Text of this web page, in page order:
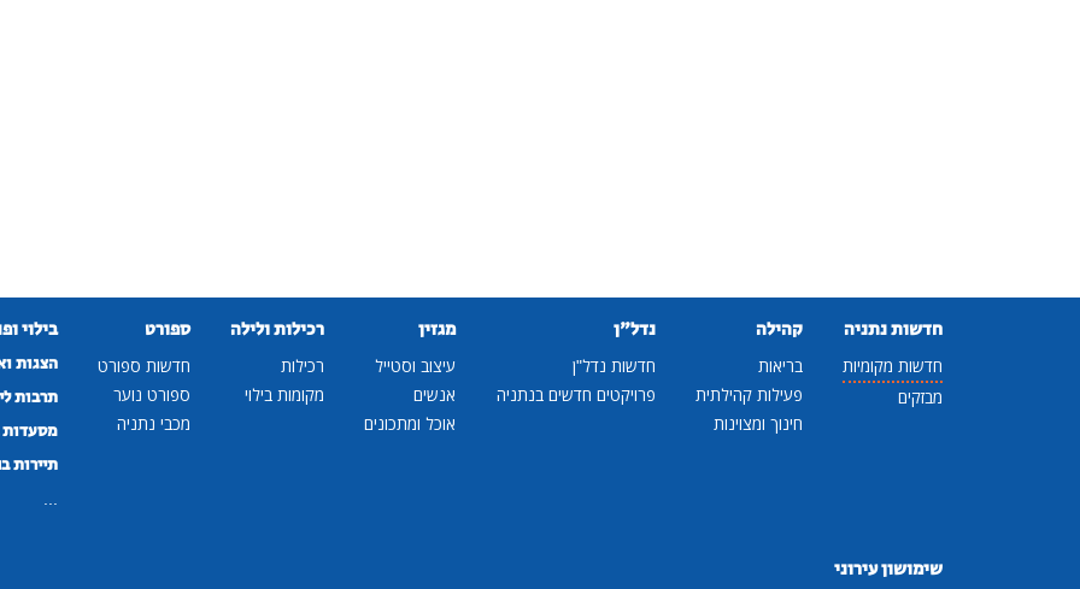
חדשות נתניה
חדשות מקומיות
מבזקים
קהילה
בריאות
פעילות קהילתית
חינוך ומצוינות
נדל"ן
חדשות נדל"ן
פרויקטים חדשים בנתניה
מגזין
עיצוב וסטייל
אנשים
אוכל ומתכונים
רכילות ולילה
רכילות
מקומות בילוי
ספורט
חדשות ספורט
ספורט נוער
מכבי נתניה
בילוי
הצגות
תרבות
מסעדות
תיירות
שימושון עירוני